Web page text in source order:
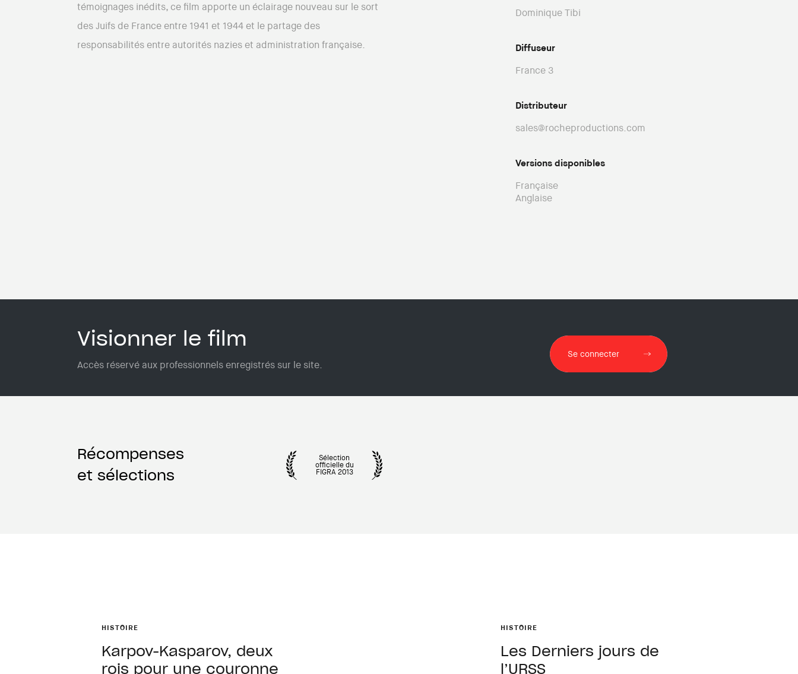
témoignages inédits, ce film apporte un éclairage nouveau sur le sort
des Juifs de France entre 1941 et 1944 et le partage des
responsabilités entre autorités nazies et administration française.
Dominique Tibi
Diffuseur
France 3
Distributeur
sales@rocheproductions.com
Versions disponibles
Française
Anglaise
Visionner le film
Accès réservé aux professionnels enregistrés sur le site.
Se connecter
Récompenses
et sélections
Sélection
officielle du
FIGRA 2013
HISTOIRE
Karpov-Kasparov, deux
rois pour une couronne
HISTOIRE
Les Derniers jours de
l’URSS